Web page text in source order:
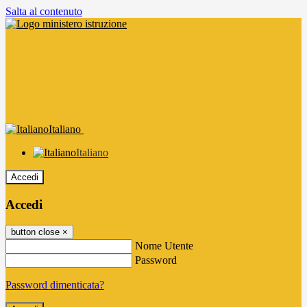
Salta al contenuto
Italiano
Italiano
Accedi
Accedi
button close ×
Nome Utente
Password
Password dimenticata?